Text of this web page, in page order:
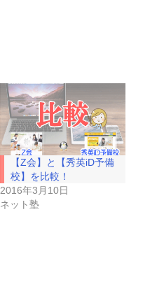
【Z会】と【秀英iD予備
校】を比較！
2016年3月10日
ネット塾